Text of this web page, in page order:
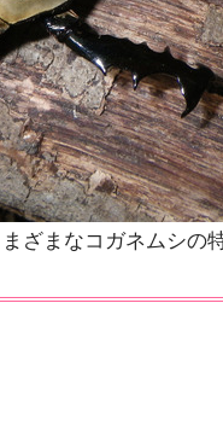
ざまなコガネムシの